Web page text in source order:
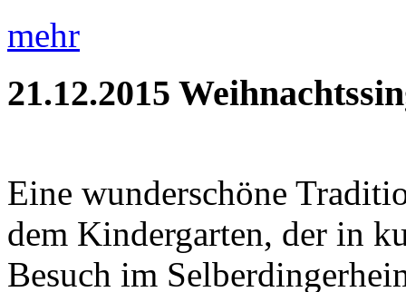
mehr
21.12.2015
Eine wunderschöne
dem Kindergarten, der in
Besuch im